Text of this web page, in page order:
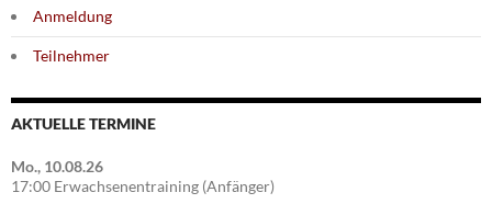
Anmeldung
Teilnehmer
AKTUELLE TERMINE
Mo., 10.08.26
17:00 Erwachsenentraining (Anfänger)